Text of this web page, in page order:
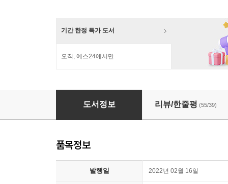
기간 한정 특가 도서
오직, 예스24에서만
난처한 동양미술 이야기 세트
도서정보 리뷰/한줄평 (55/39)
품목정보
발행일 2022년 02월 16일